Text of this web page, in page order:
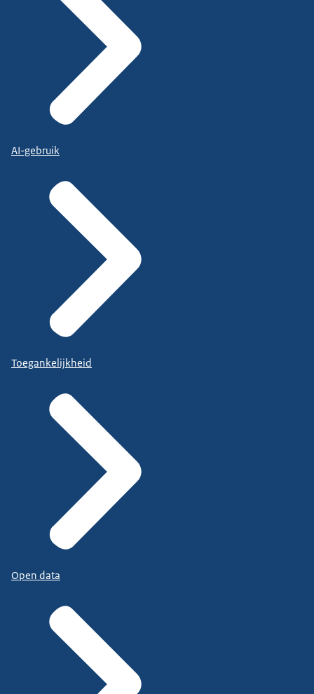
AI-gebruik
Toegankelijkheid
Open data